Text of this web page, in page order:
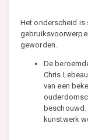
Het onderscheid is
geworden.
De
Chris
van een
kunstwerk